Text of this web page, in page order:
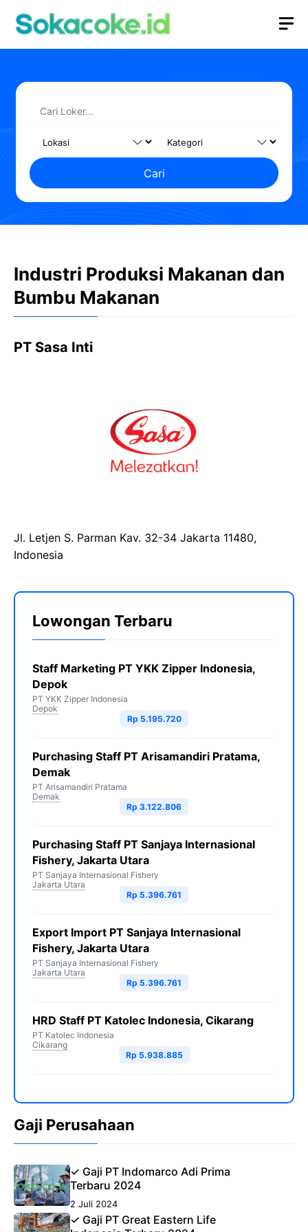
Cari
Industri Produksi Makanan dan
Bumbu Makanan
PT Sasa Inti
Jl. Letjen S. Parman Kav. 32-34 Jakarta 11480,
Indonesia
Lowongan Terbaru
Staff Marketing PT YKK Zipper Indonesia,
Depok
PT YKK Zipper Indonesia
Depok
Rp 5.195.720
Purchasing Staff PT Arisamandiri Pratama,
Demak
PT Arisamandiri Pratama
Demak
Rp 3.122.806
Purchasing Staff PT Sanjaya Internasional
Fishery, Jakarta Utara
PT Sanjaya Internasional Fishery
Jakarta Utara
Rp 5.396.761
Export Import PT Sanjaya Internasional
Fishery, Jakarta Utara
PT Sanjaya Internasional Fishery
Jakarta Utara
Rp 5.396.761
HRD Staff PT Katolec Indonesia, Cikarang
PT Katolec Indonesia
Cikarang
Rp 5.938.885
Gaji Perusahaan
✓ Gaji PT Indomarco Adi Prima
Terbaru 2024
2 Juli 2024
✓ Gaji PT Great Eastern Life